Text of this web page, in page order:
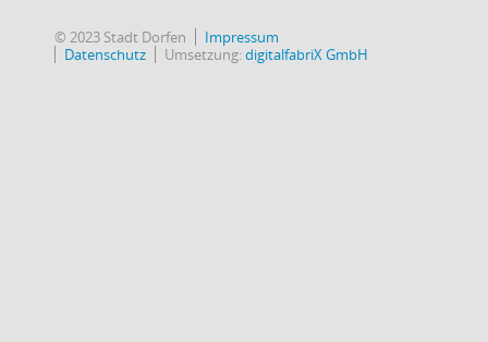
© 2023 Stadt Dorfen
Impressum
Datenschutz
Umsetzung:digitalfabriX GmbH